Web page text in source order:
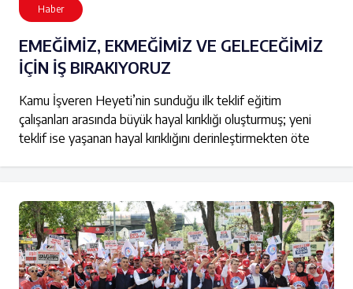
Haber
EMEĞİMİZ, EKMEĞİMİZ VE GELECEĞİMİZ
İÇİN İŞ BIRAKIYORUZ
Kamu İşveren Heyeti’nin sunduğu ilk teklif eğitim
çalışanları arasında büyük hayal kırıklığı oluşturmuş; yeni
teklif ise yaşanan hayal kırıklığını derinleştirmekten öte